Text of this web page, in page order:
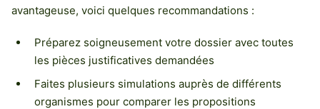
avantageuse, voici quelques recommandations :
Préparez soigneusement votre dossier avec toutes
les pièces justificatives demandées
Faites plusieurs simulations auprès de différents
organismes pour comparer les propositions